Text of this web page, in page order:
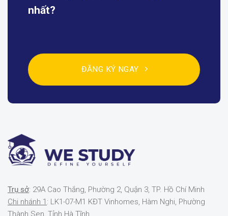
nhất?
ĐĂNG KÝ NGAY
Trụ sở: 29A Cao Thắng, Phường 2, Quận 3, TP. Hồ Chí Minh
Chi nhánh 1 : LK1-07-M1 KĐT Vinhomes, Hàm Nghi, Phường
Thành Sen, Tỉnh Hà Tĩnh